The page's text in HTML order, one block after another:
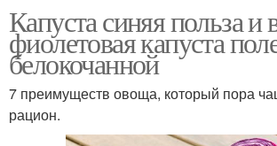
Капуста синяя польза и
фиолетовая капуста
белокочанной
7 преимуществ овоща, который пора
рацион.